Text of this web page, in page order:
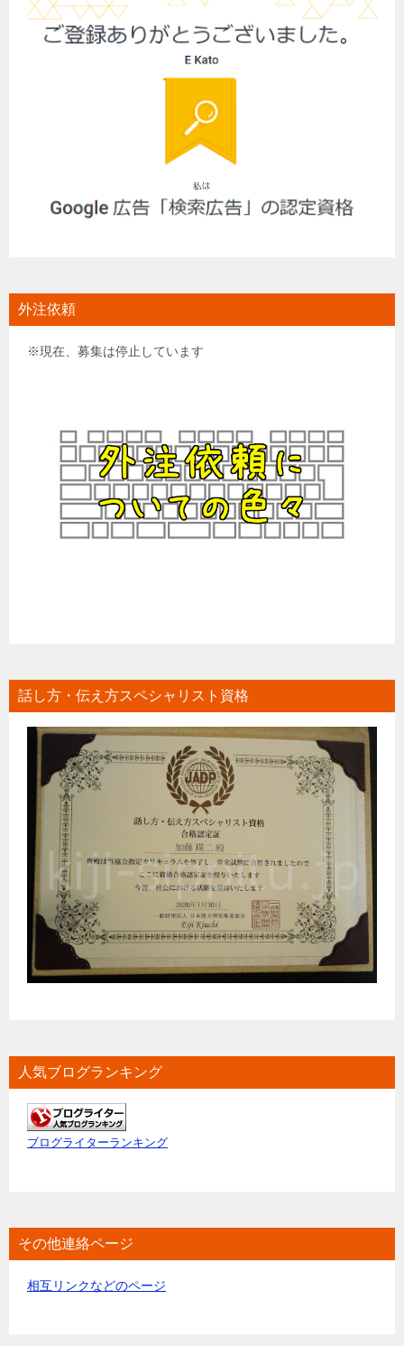
外注依頼
※現在、募集は停止しています
話し方・伝え方スペシャリスト資格
人気ブログランキング
ブログライターランキング
その他連絡ページ
相互リンクなどのページ